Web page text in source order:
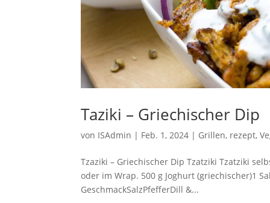
Taziki – Griechischer Dip
von ISAdmin | Feb. 1, 2024 | Grillen, rezept,
Tzaziki – Griechischer Dip Tzatziki Tzatziki
oder im Wrap. 500 g Joghurt (griechischer)1
GeschmackSalzPfefferDill &...